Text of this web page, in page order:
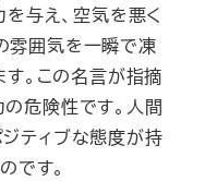
与え、空気を悪く
雰囲気を一瞬で凍
。この名言が指摘
危険性です。人間
ティブな態度が持
です。